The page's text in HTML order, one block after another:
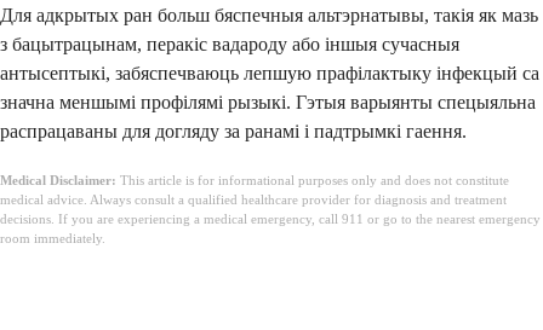
Для адкрытых ран больш бяспечныя альтэрнатывы, такія як мазь
з бацытрацынам, перакіс вадароду або іншыя сучасныя
антысептыкі, забяспечваюць лепшую прафілактыку інфекцый са
значна меншымі профілямі рызыкі. Гэтыя варыянты спецыяльна
распрацаваны для догляду за ранамі і падтрымкі гаення.
Medical Disclaimer: This article is for informational purposes only and does not constitute
medical advice. Always consult a qualified healthcare provider for diagnosis and treatment
decisions. If you are experiencing a medical emergency, call 911 or go to the nearest emergency
room immediately.